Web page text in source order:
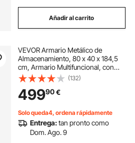
Añadir al carrito
VEVOR Armario Metálico de
Almacenamiento, 80 x 40 x 184,5
cm, Armario Multifuncional, con
Ruedas Puertas Magnéticas Llaves
Estantes Ajustables, Antivuelco,
Mueble Archivador para Oficina
Garaje Hogar
(132)
49990€
Solo queda4, ordena rápidamente
Entrega:tan pronto como
Dom. Ago. 9